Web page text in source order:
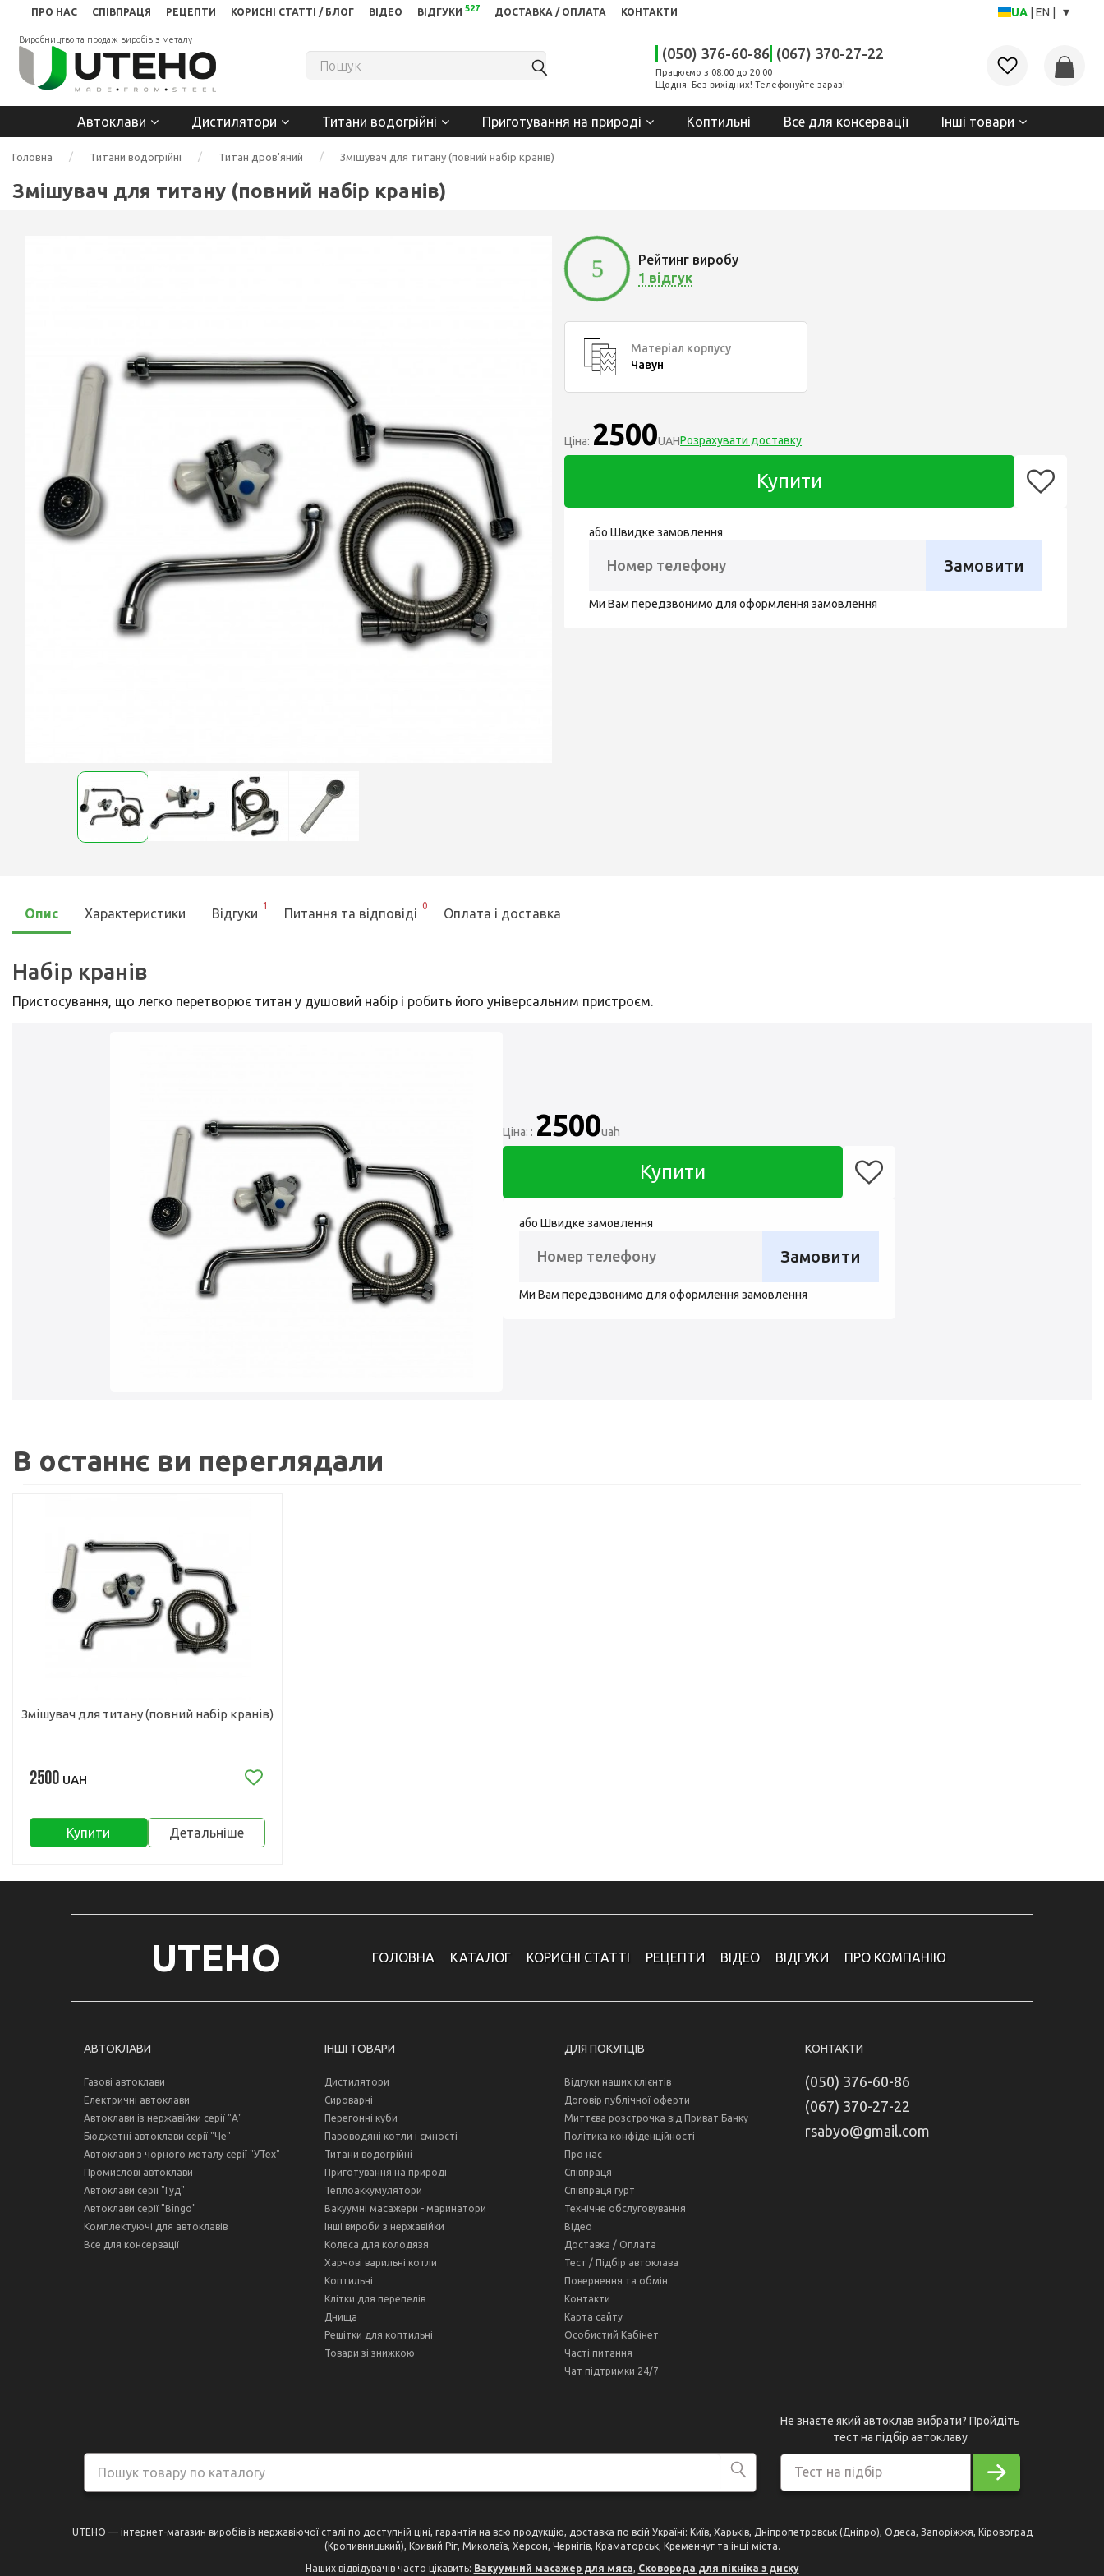
ПРО НАС СПІВПРАЦЯ РЕЦЕПТИ КОРИСНІ СТАТТІ / БЛОГ ВІДЕО ВІДГУКИ 527 ДОСТАВКА / ОПЛАТА КОНТАКТИ UA EN ▾
Виробництво та продаж виробів з металу
(050) 376-60-86 (067) 370-27-22
Працюємо з 08:00 до 20:00
Щодня. Без вихідних! Телефонуйте зараз!
Автоклави Дистилятори Титани водогрійні Приготування на природі Коптильні Все для консервації Інші товари
Головна Титани водогрійні Титан дров'яний Змішувач для титану (повний набір кранів)
Змішувач для титану (повний набір кранів)
5
Рейтинг виробу
1 відгук
Матеріал корпусу
Чавун
Ціна: 2500UAHРозрахувати доставку
Купити
або Швидке замовлення
Замовити
Ми Вам передзвонимо для оформлення замовлення
Опис Характеристики Відгуки
1
Питання та відповіді
0
Оплата і доставка
Набір кранів
Пристосування, що легко перетворює титан у душовий набір і робить його універсальним пристроєм.
Ціна: : 2500uah
Купити
або Швидке замовлення
Замовити
Ми Вам передзвонимо для оформлення замовлення
В останнє ви переглядали
Змішувач для титану (повний набір кранів)
2500 UAH
Купити Детальніше
UTEHO ГОЛОВНА КАТАЛОГ КОРИСНІ СТАТТІ РЕЦЕПТИ ВІДЕО ВІДГУКИ ПРО КОМПАНІЮ
АВТОКЛАВИ
Газові автоклави
Електричні автоклави
Автоклави із нержавійки серії "А"
Бюджетні автоклави серії "Че"
Автоклави з чорного металу серії "УТех"
Промислові автоклави
Автоклави серії "Гуд"
Автоклави серії "Bingo"
Комплектуючі для автоклавів
Все для консервації
ІНШІ ТОВАРИ
Дистилятори
Сироварні
Перегонні куби
Пароводяні котли і ємності
Титани водогрійні
Приготування на природі
Теплоаккумулятори
Вакуумні масажери - маринатори
Інші вироби з нержавійки
Колеса для колодязя
Харчові варильні котли
Коптильні
Клітки для перепелів
Днища
Решітки для коптильні
Товари зі знижкою
ДЛЯ ПОКУПЦІВ
Відгуки наших клієнтів
Договір публічної оферти
Миттєва розстрочка від Приват Банку
Політика конфіденційності
Про нас
Співпраця
Співпраця гурт
Технічне обслуговування
Відео
Доставка / Оплата
Тест / Підбір автоклава
Повернення та обмін
Контакти
Карта сайту
Особистий Кабінет
Часті питання
Чат підтримки 24/7
КОНТАКТИ
(050) 376-60-86
(067) 370-27-22
rsabyo@gmail.com
Тест на підбір
Не знаєте який автоклав вибрати? Пройдіть
тест на підбір автоклаву
UTEHO — інтернет-магазин виробів із нержавіючої сталі по доступній ціні, гарантія на всю продукцію, доставка по всій Україні: Київ, Харьків, Дніпропетровськ (Дніпро), Одеса, Запоріжжя, Кіровоград
(Кропивницький), Кривий Ріг, Миколаїв, Херсон, Чернігів, Краматорськ, Кременчуг та інші міста.
Наших відвідувачів часто цікавить: Вакуумний масажер для мяса Сковорода для пікніка з диску